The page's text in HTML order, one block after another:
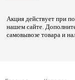
Акция действует при
нашем сайте.
самовывозе товара и